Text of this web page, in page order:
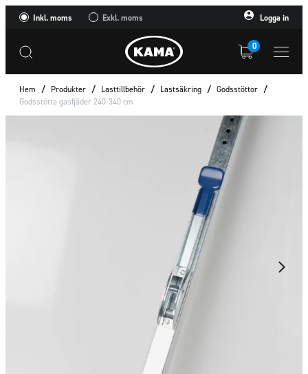
Inkl. moms Exkl. moms Logga in
0
Hem / Produkter / Lasttillbehör / Lastsäkring / Godsstöttor /
Godsstötta gasfjäder 240-340 cm